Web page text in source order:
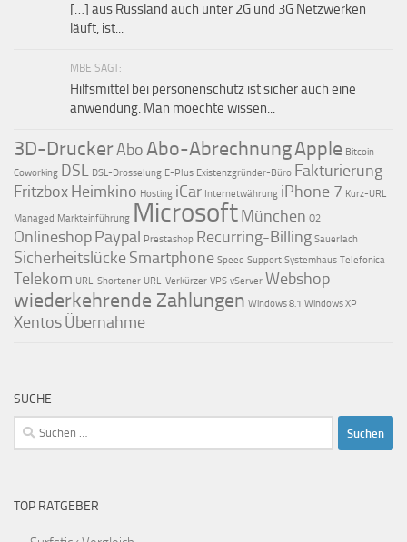
[…] aus Russland auch unter 2G und 3G Netzwerken
läuft, ist...
MBE SAGT:
Hilfsmittel bei personenschutz ist sicher auch eine
anwendung. Man moechte wissen...
3D-DruckerAbo Abo-AbrechnungApple Bitcoin
Coworking DSL DSL-Drosselung E-Plus Existenzgründer-Büro Fakturierung
Fritzbox Heimkino Hosting iCar Internetwährung iPhone 7 Kurz-URL
Managed Markteinführung Microsoft München O2
Onlineshop Paypal Prestashop Recurring-Billing Sauerlach
Sicherheitslücke Smartphone Speed Support Systemhaus Telefonica
Telekom URL-Shortener URL-Verkürzer VPS vServer Webshop
wiederkehrende Zahlungen Windows 8.1 Windows XP
Xentos Übernahme
SUCHE
Suchen
nach:
TOP RATGEBER